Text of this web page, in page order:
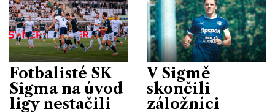
Fotbalisté SK
Sigma na úvod
ligy nestačili
V Sigmě
skončili
záložníci